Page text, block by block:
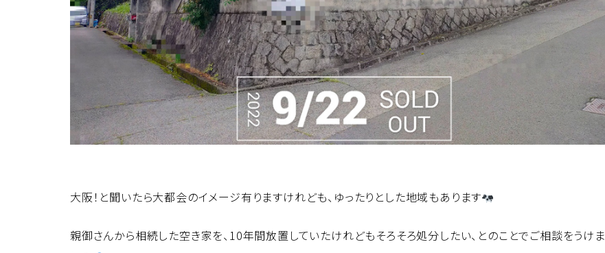
大阪！と聞いたら大都会のイメージ有りますけれども、ゆったりとした地域もあります
親御さんから相続した空き家を、10年間放置していたけれどもそろそろ処分したい、とのことでご相談をうけま